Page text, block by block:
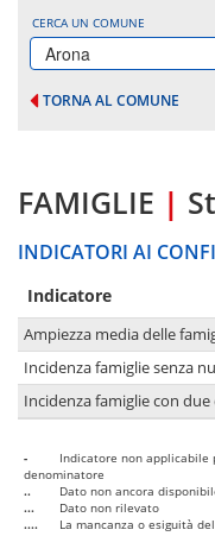
CERCA UN COMUNE
Arona
TORNA AL COMUNE
FAMIGLIE |
INDICATORI AI
Indicatore
Ampiezza media delle
Incidenza famiglie senza
Incidenza famiglie con
-
Indicatore non applicabile
denominatore
..
Dato non ancora
...
Dato non rilevato
....
La mancanza o esiguità